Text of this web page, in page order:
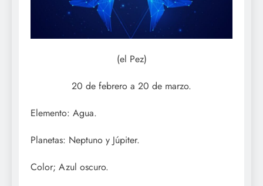
(el Pez)
20 de febrero a 20 de marzo.
Elemento: Agua.
Planetas: Neptuno y Júpiter.
Color; Azul oscuro.